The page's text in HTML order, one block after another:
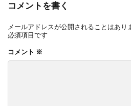
コメントを書く
メールアドレスが公開されることはあり
必須項目です
コメント ※